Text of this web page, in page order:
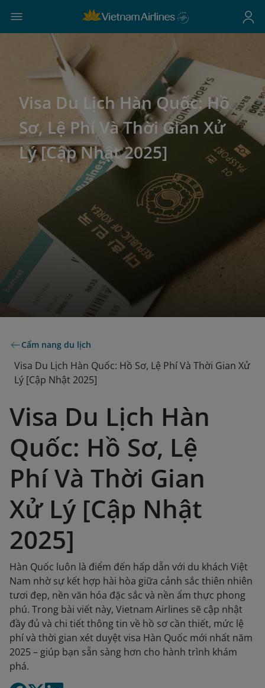
Visa Du Lịch Hàn Quốc: Hồ
Sơ, Lệ Phí Và Thời Gian Xử
Lý [Cập Nhật 2025]
Cẩm nang du lịch
Visa Du Lịch Hàn Quốc: Hồ Sơ, Lệ Phí Và Thời Gian Xử
Lý [Cập Nhật 2025]
Visa Du Lịch Hàn
Quốc: Hồ Sơ, Lệ
Phí Và Thời Gian
Xử Lý [Cập Nhật
2025]
Hàn Quốc luôn là điểm đến hấp dẫn với du khách Việt
Nam nhờ sự kết hợp hài hòa giữa cảnh sắc thiên nhiên
tươi đẹp, nền văn hóa đặc sắc và nền ẩm thực phong
phú. Trong bài viết này, Vietnam Airlines sẽ cập nhật
đầy đủ và chi tiết thông tin về hồ sơ cần thiết, mức lệ
phí và thời gian xét duyệt visa Hàn Quốc mới nhất năm
2025 – giúp bạn sẵn sàng hơn cho hành trình khám
phá.